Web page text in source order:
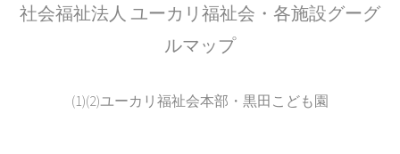
社会福祉法人 ユーカリ福祉会・各施設グーグ
ルマップ
(1)(2)ユーカリ福祉会本部・黒田こども園